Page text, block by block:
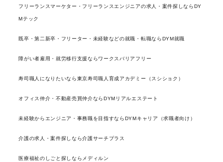
フリーランスマーケター・フリーランスエンジニアの求人・案件探しならDY
Mテック
既卒・第二新卒・フリーター・未経験などの就職・転職ならDYM就職
障がい者雇用・就労移行支援ならワークスバリアフリー
寿司職人になりたいなら東京寿司職人育成アカデミー（スシショク）
オフィス仲介・不動産売買仲介ならDYMリアルエステート
未経験からエンジニア・事務職を目指すならDYMキャリア（求職者向け）
介護の求人・案件探しなら介護サーチプラス
医療福祉のしごと探しならメディルン